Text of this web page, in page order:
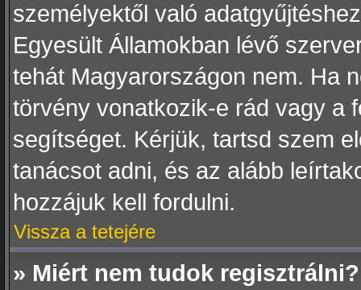
személyektől való
Egyesült Államokban lévő
tehát Magyarországon nem. Ha
törvény vonatkozik-e rád vagy a
segítséget. Kérjük, tartsd szem
tanácsot adni, és az alább
hozzájuk kell fordulni.
Vissza a tetejére
» Miért nem tudok regisztrálni?